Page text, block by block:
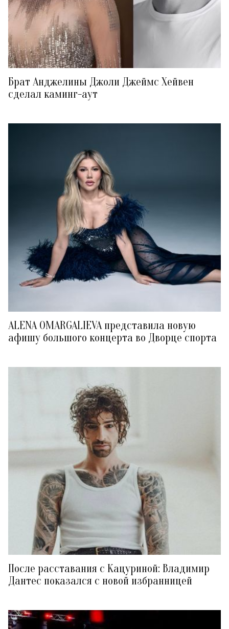
Брат Анджелины Джоли Джеймс Хейвен
сделал каминг-аут
ALENA OMARGALIEVA представила новую
афишу большого концерта во Дворце спорта
После расставания с Кацуриной: Владимир
Дантес показался с новой избранницей